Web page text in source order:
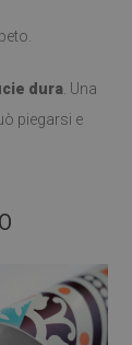
dura . Una
piegarsi e